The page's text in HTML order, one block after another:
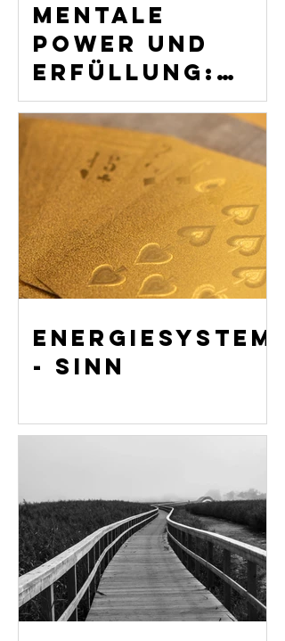
Mentale
Power und
Erfüllung:
Wie wir als
Unternehmen
junge Talente
im
Arbeitsalltag
unterstützen
können
Energiesystem
- Sinn